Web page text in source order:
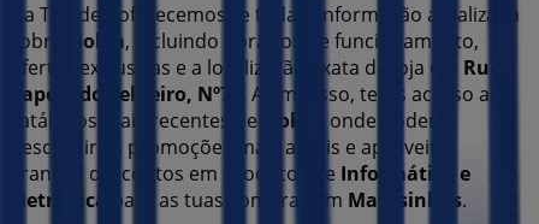
Na Tiendeo oferecemos-te toda a informação atualizada
sobre
Nokia, incluindo horários de funcionamento,
ofertas exclusivas e a localização exata da loja em Rua
Capela do Telheiro, Nº70
. Além disso, terás acesso aos
catálogos mais recentes de
Nokia
, onde poderás
descobrir as promoções mais atuais e aproveitar
grandes descontos em produtos de Informática e
Eletrónica
para as tuas compras em Matosinhos.